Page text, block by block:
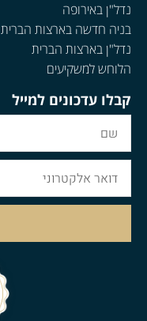
נדל"ן באירופה
בניה חדשה בארצות הברית
נדל"ן בארצות הברית
הלוחש למשקיעים
קבלו עדכונים למייל